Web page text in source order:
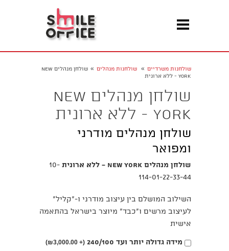
שולחנות משרדיים » שולחנות מנהלים »
שולחן מנהלים New
York - ללא ארונית
שולחן מנהלים New
York - ללא ארונית
שולחן מנהלים מודרני
ומפואר
שולחן מנהלים New York - ללא ארונית
10-
114-01-22-33-44
השילוב המושלם בין עיצוב מודרני ו-"קליל"
לעיצוב מרשים ו"כבד" מיוצר בישראל בהתאמה
אישית
בחירת
מידה גדולה יותר ועד 240/100 (+
₪3,000.00)